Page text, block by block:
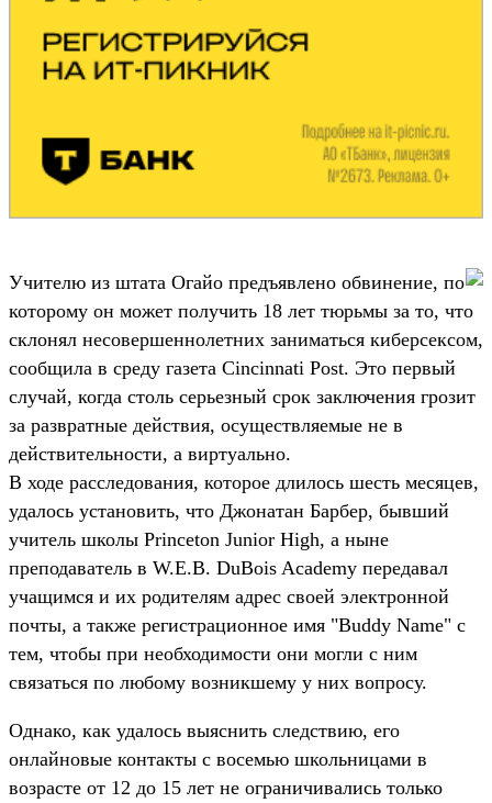
Учителю из штата Огайо предъявлено обвинение, по
которому он может получить 18 лет тюрьмы за то, что
склонял несовершеннолетних заниматься киберсексом,
сообщила в среду газета Cincinnati Post. Это первый
случай, когда столь серьезный срок заключения грозит
за развратные действия, осуществляемые не в
действительности, а виртуально.
В ходе расследования, которое длилось шесть месяцев,
удалось установить, что Джонатан Барбер, бывший
учитель школы Princeton Junior High, а ныне
преподаватель в W.E.B. DuBois Academy передавал
учащимся и их родителям адрес своей электронной
почты, а также регистрационное имя "Buddy Name" с
тем, чтобы при необходимости они могли с ним
связаться по любому возникшему у них вопросу.
Однако, как удалось выяснить следствию, его
онлайновые контакты с восемью школьницами в
возрасте от 12 до 15 лет не ограничивались только